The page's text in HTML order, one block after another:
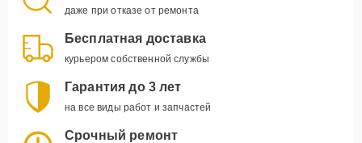
даже при отказе от ремонта
Бесплатная доставка
курьером собственной службы
Гарантия до 3 лет
на все виды работ и запчастей
Срочный ремонт